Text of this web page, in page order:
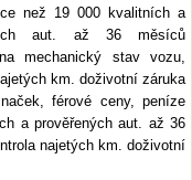
než 19 000 kvalitních a
aut. až 36 měsíců
mechanický stav vozu,
km. doživotní záruka
férové ceny, peníze
a prověřených aut. až 36
najetých km. doživotní